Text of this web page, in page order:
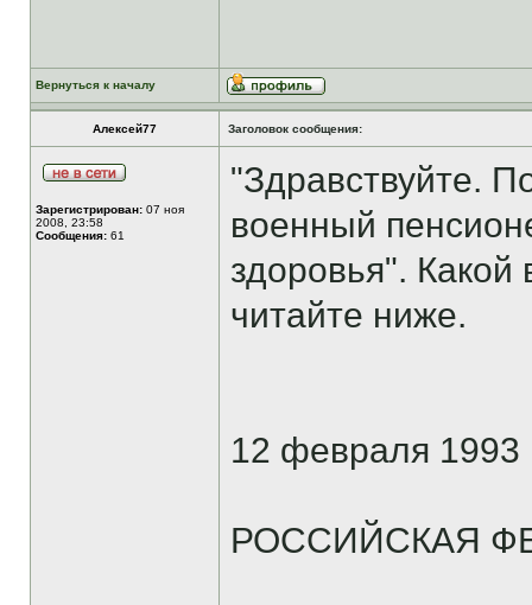
Вернуться к началу
Алексей77 Заголовок сообщения:
Зарегистрирован: 07 ноя
2008, 23:58
Сообщения: 61
"Здравствуйте.
военный
здоровья". Какой
читайте ниже.
12 февраля 1993
РОССИЙСКАЯ